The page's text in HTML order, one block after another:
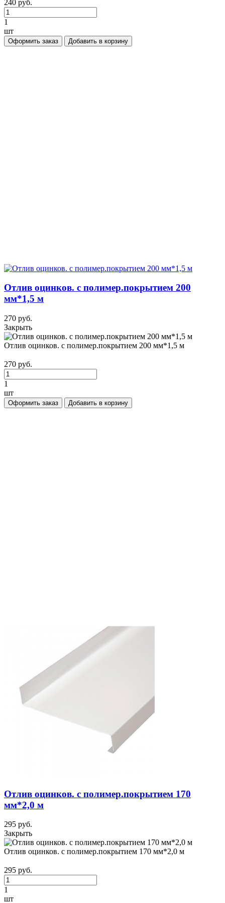
240 руб.
1
шт
Оформить заказ Добавить в корзину
Отлив оцинков. с полимер.покрытием 200
мм*1,5 м
270 руб.
Закрыть
Отлив оцинков. с полимер.покрытием 200 мм*1,5 м
270 руб.
1
шт
Оформить заказ Добавить в корзину
Отлив оцинков. с полимер.покрытием 170
мм*2,0 м
295 руб.
Закрыть
Отлив оцинков. с полимер.покрытием 170 мм*2,0 м
295 руб.
1
шт